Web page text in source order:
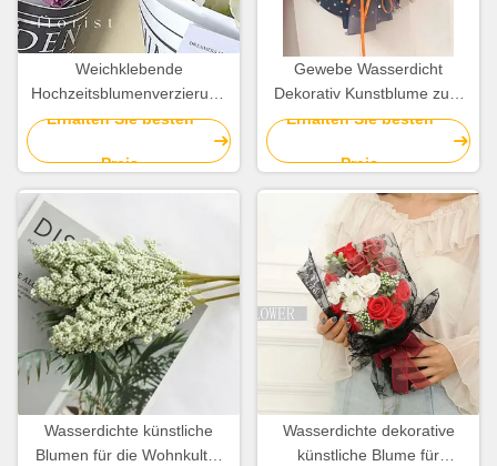
Weichklebende
Hochzeitsblumenverzierung
aus Kunststoff für besondere
Erhalten Sie besten
Preis
Gewebe Wasserdicht
Dekorativ Kunstblume zum
Dekorieren
Erhalten Sie besten
Preis
Wasserdichte künstliche
Blumen für die Wohnkultur
Wasserdichte dekorative
künstliche Blume für